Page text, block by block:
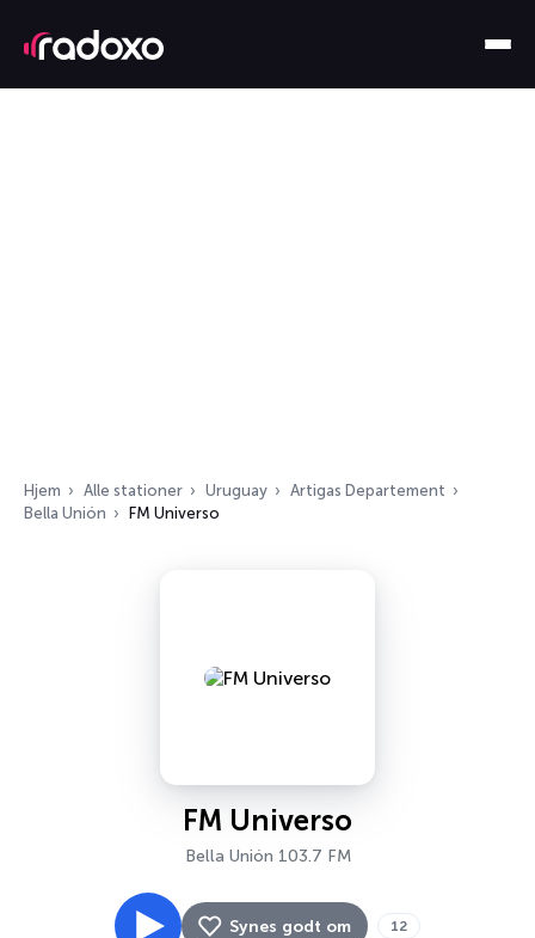
Hjem Alle stationer Uruguay
Artigas Departement
Bella Unión
FM Universo
FM Universo
Bella Unión 103.7 FM
Synes godt om 12